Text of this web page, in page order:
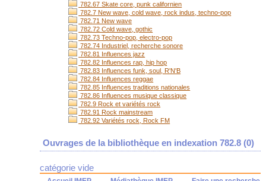
782.67 Skate core, punk californien
782.7 New wave, cold wave, rock indus, techno-pop
782.71 New wave
782.72 Cold wave, gothic
782.73 Techno-pop, electro-pop
782.74 Industriel, recherche sonore
782.81 Influences jazz
782.82 Influences rap, hip hop
782.83 Influences funk, soul, R'N'B
782.84 Influences reggae
782.85 Influences traditions nationales
782.86 Influences musique classique
782.9 Rock et variétés rock
782.91 Rock mainstream
782.92 Variétés rock, Rock FM
Ouvrages de la bibliothèque en indexation 782.8 (0)
catégorie vide